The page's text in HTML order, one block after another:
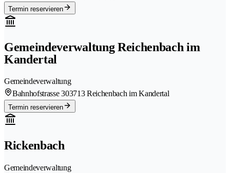
Termin reservieren
Gemeindeverwaltung Reichenbach im
Kandertal
Gemeindeverwaltung
Bahnhofstrasse 303713 Reichenbach im Kandertal
Termin reservieren
Rickenbach
Gemeindeverwaltung